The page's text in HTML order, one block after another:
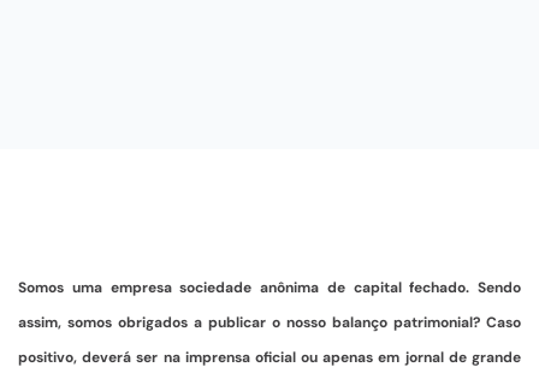
Somos uma empresa sociedade anônima de capital fechado. Sendo
assim, somos obrigados a publicar o nosso balanço patrimonial? Caso
positivo, deverá ser na imprensa oficial ou apenas em jornal de grande